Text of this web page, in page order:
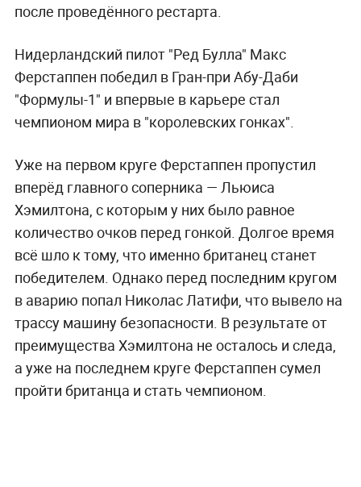
после проведённого рестарта.
Нидерландский пилот "Ред Булла" Макс
Ферстаппен победил в Гран-при Абу-Даби
"Формулы-1" и впервые в карьере стал
чемпионом мира в "королевских гонках".
Уже на первом круге Ферстаппен пропустил
вперёд главного соперника — Льюиса
Хэмилтона, с которым у них было равное
количество очков перед гонкой. Долгое время
всё шло к тому, что именно британец станет
победителем. Однако перед последним кругом
в аварию попал Николас Латифи, что вывело на
трассу машину безопасности. В результате от
преимущества Хэмилтона не осталось и следа,
а уже на последнем круге Ферстаппен сумел
пройти британца и стать чемпионом.